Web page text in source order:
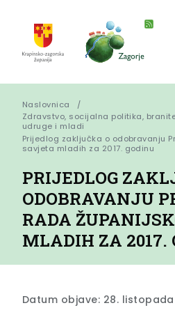
Naslovnica
Zdravstvo, socijalna politika,
udruge i mladi
Prijedlog zaključka o odobravanju
savjeta mladih za 2017. godinu
PRIJEDLOG
ODOBRAVANJU
RADA
MLADIH ZA 2017.
Datum objave: 28. listopada